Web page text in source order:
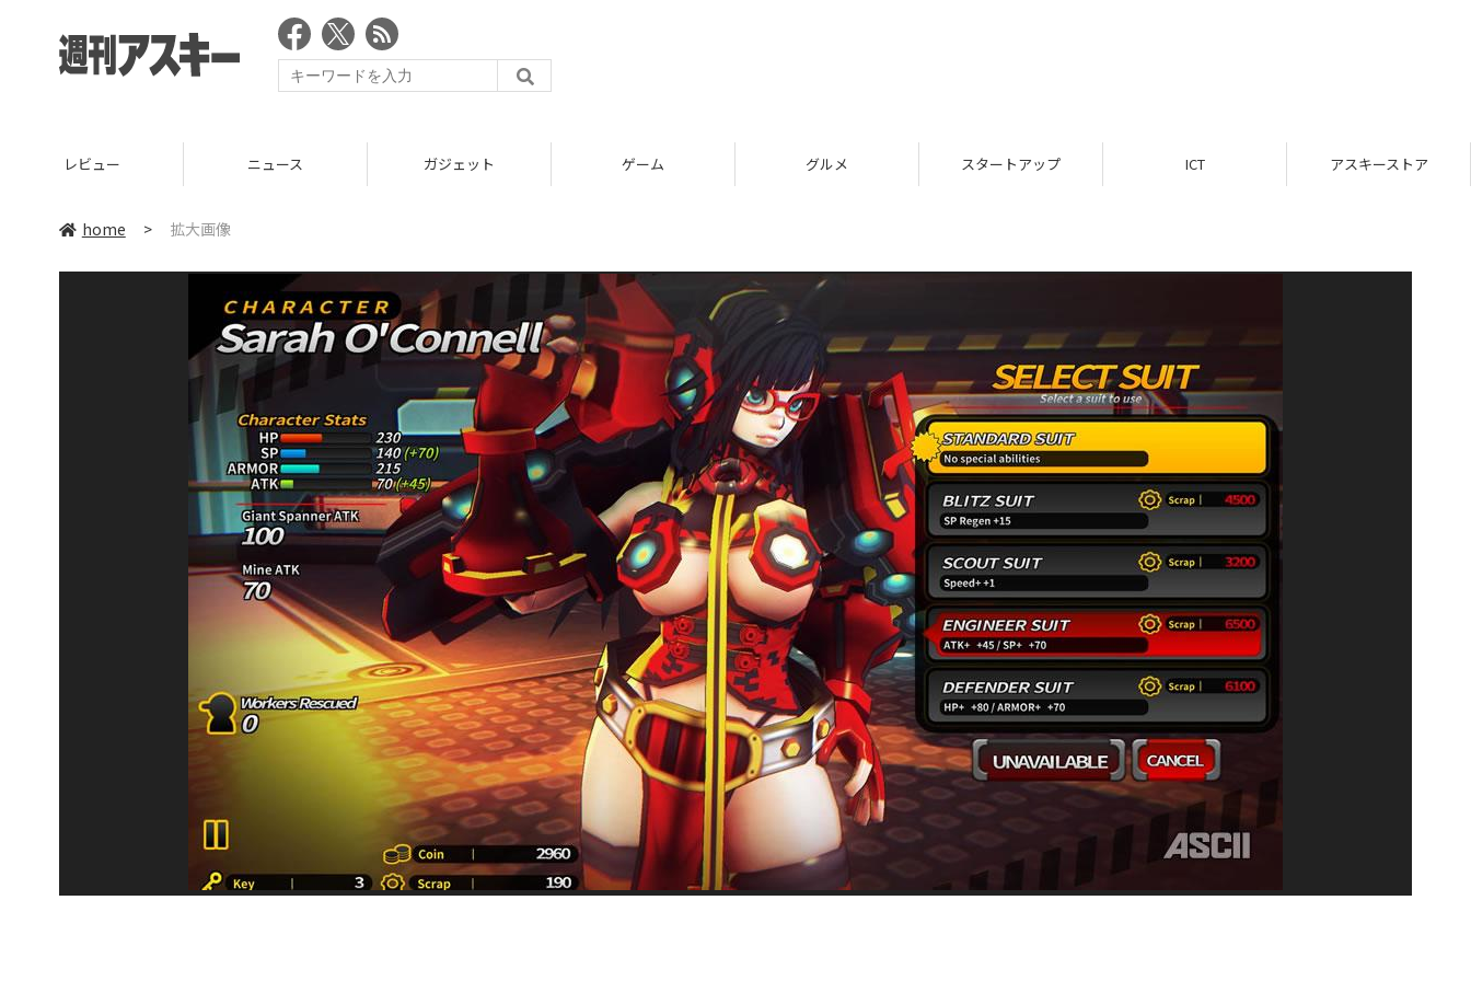
レビュー ニュース ガジェット ゲーム グルメ スタートアップ ICT アスキーストア
home > 拡大画像